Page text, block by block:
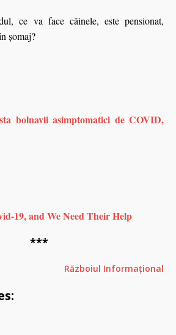
ce va face câinele, este pensionat,
şomaj?
bolnavii asimptomatici de COVID,
19, and We Need Their Help
***
Războiul Informațional